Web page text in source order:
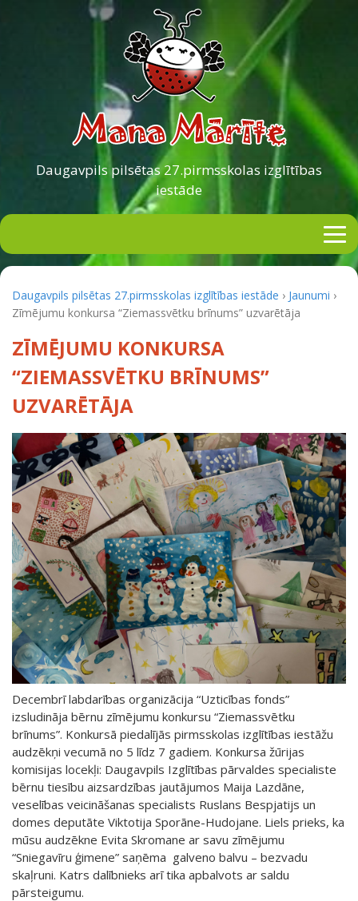
Daugavpils pilsētas27.pirmsskolas izglītības
iestāde
Daugavpils pilsētas 27.pirmsskolas izglītības iestāde › Jaunumi ›
Zīmējumu konkursa “Ziemassvētku brīnums” uzvarētāja
ZĪMĒJUMU KONKURSA
“ZIEMASSVĒTKU BRĪNUMS”
UZVARĒTĀJA
Decembrī labdarības organizācija “Uzticības fonds”
izsludināja bērnu zīmējumu konkursu “Ziemassvētku
brīnums”. Konkursā piedalījās pirmsskolas izglītības iestāžu
audzēkņi vecumā no 5 līdz 7 gadiem. Konkursa žūrijas
komisijas locekļi: Daugavpils Izglītības pārvaldes specialiste
bērnu tiesību aizsardzības jautājumos Maija Lazdāne,
veselības veicināšanas specialists Ruslans Bespjatijs un
domes deputāte Viktotija Sporāne-Hudojane. Liels prieks, ka
mūsu audzēkne Evita Skromane ar savu zīmējumu
“Sniegavīru ģimene” saņēma galveno balvu – bezvadu
skaļruni. Katrs dalībnieks arī tika apbalvots ar saldu
pārsteigumu.